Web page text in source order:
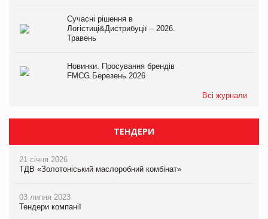
Сучасні рішення в
Логістиці&Дистрибуції – 2026.
Травень
Новинки. Просування брендів
FMCG.Березень 2026
Всі журнали
ТЕНДЕРИ
21 січня 2026
ТДВ «Золотоніський маслоробний комбінат»
03 липня 2023
Тендери компанії